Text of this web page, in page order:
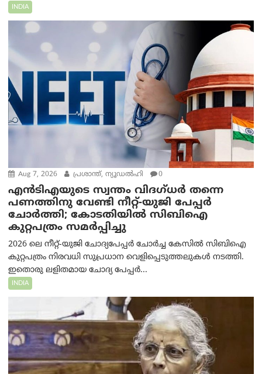
INDIA
Aug 7, 2026 പ്രശാന്ത്, ന്യൂഡല്‍ഹി 0
എൻ‌ടി‌എയുടെ സ്വന്തം വിദഗ്ധർ തന്നെ
പണത്തിനു വേണ്ടി നീറ്റ്-യു‌ജി പേപ്പർ
ചോർത്തി; കോടതിയില്‍ സിബിഐ
കുറ്റപത്രം സമര്‍പ്പിച്ചു
2026 ലെ നീറ്റ്-യുജി ചോദ്യപേപ്പർ ചോർച്ച കേസിൽ സിബിഐ
കുറ്റപത്രം നിരവധി സുപ്രധാന വെളിപ്പെടുത്തലുകൾ നടത്തി.
ഇതൊരു ലളിതമായ ചോദ്യ പേപ്പർ...
INDIA